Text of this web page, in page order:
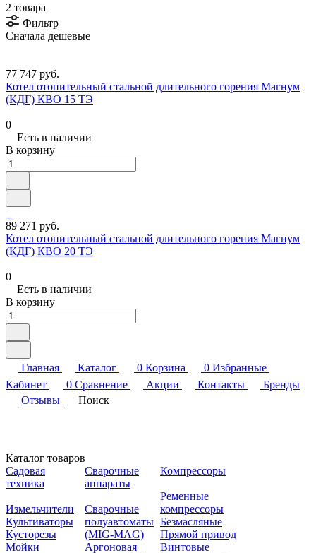
2 товара
Фильтр
Сначала дешевые
77 747 руб.
Котел отопительный стальной длительного горения Магнум
(КДГ) КВО 15 ТЭ
0
Есть в наличии
В корзину
89 271 руб.
Котел отопительный стальной длительного горения Магнум
(КДГ) КВО 20 ТЭ
0
Есть в наличии
В корзину
Главная Каталог 0 Корзина 0 Избранные
Кабинет
0 Сравнение Акции Контакты
Бренды
Отзывы
Поиск
Каталог товаров
Садовая
техника
Измельчители
Культиваторы
Кусторезы
Мойки
Сварочные
аппараты
Сварочные
полуавтоматы
(MIG-MAG)
Аргоновая
Компрессоры
Ременные
компрессоры
Безмасляные
Прямой привод
Винтовые